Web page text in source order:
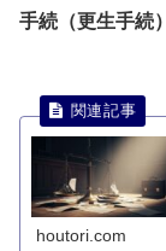
手続（更生手続）
houtori.com